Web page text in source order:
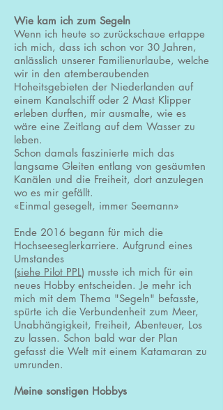
Wie kam ich zum Segeln
Wenn ich heute so zurückschaue ertappe
ich mich, dass ich schon vor 30 Jahren,
anlässlich unserer Familienurlaube, welche
wir in den atemberaubenden
Hoheitsgebieten der Niederlanden auf
einem Kanalschiff oder 2 Mast Klipper
erleben durften, mir ausmalte, wie es
wäre eine Zeitlang auf dem Wasser zu
leben.
Schon damals faszinierte mich das
langsame Gleiten entlang von gesäumten
Kanälen und die Freiheit, dort anzulegen
wo es mir gefällt.
«​Einmal gesegelt, immer Seemann»
Ende 2016 begann für mich die
Hochseeseglerkarriere. Aufgrund eines
Umstandes
(siehe Pilot PPL) musste ich mich für ein
neues Hobby entscheiden. Je mehr ich
mich mit dem Thema "Segeln" befasste,
spürte ich die Verbundenheit zum Meer,
Unabhängigkeit, Freiheit, Abenteuer, Los
zu lassen. Schon bald war der Plan
gefasst die Welt mit einem Katamaran zu
umrunden.
Meine sonstigen Hobbys